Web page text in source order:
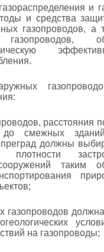
и
и средства
газопроводов, а
расстояния
до смежных
должны
таким
газопроводов
на газопроводы;